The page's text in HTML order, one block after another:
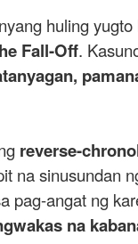
huling
Fall-Off.
reverse-
na sinusundan
pag-angat ng
na